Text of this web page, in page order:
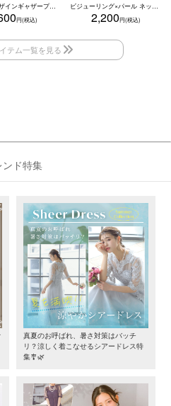
ビジューデザインギャザープリーツ入り2wayバッグ(ベージュ/シルバー/ブラック) ビジューリング×パール ネックレス・ブレスレット・ピアス 3点セット（ホワイト）
2,200
ド特集
真夏のお呼ばれ、暑さ対策はバッチ
リ？涼しく着こなせるシアードレス特
集🎐🌿